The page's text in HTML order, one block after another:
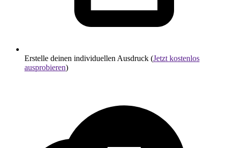
Erstelle deinen individuellen Ausdruck (Jetzt kostenlos
ausprobieren)